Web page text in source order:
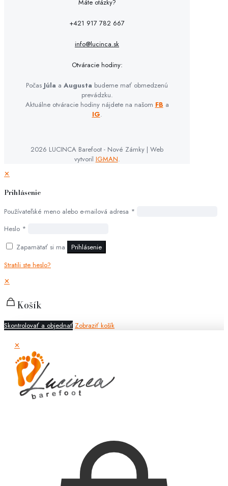
Máte otázky?
+421 917 782 667
info@lucinca.sk
Otváracie hodiny:
Počas Júla a Augusta budeme mať obmedzenú
prevádzku.
Aktuálne otváracie hodiny nájdete na našom FB a
IG.
2026 LUCINCA Barefoot - Nové Zámky | Web
vytvoril IGMAN.
✕
Prihlásenie
Používateľské meno alebo e-mailová adresa *
Heslo *
Zapamätať si ma
Prihlásenie
Stratili ste heslo?
✕
Košík
Skontrolovať a objednať Zobraziť košík
✕